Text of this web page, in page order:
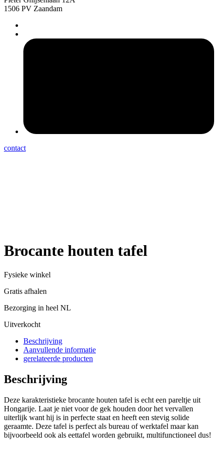
1506 PV Zaandam
contact
Brocante houten tafel
Fysieke winkel
Gratis afhalen
Bezorging in heel NL
Uitverkocht
Beschrijving
Aanvullende informatie
gerelateerde producten
Beschrijving
Deze karakteristieke brocante houten tafel is echt een pareltje uit
Hongarije. Laat je niet voor de gek houden door het vervallen
uiterlijk want hij is in perfecte staat en heeft een stevig solide
geraamte. Deze tafel is perfect als bureau of werktafel maar kan
bijvoorbeeld ook als eettafel worden gebruikt, multifunctioneel dus!